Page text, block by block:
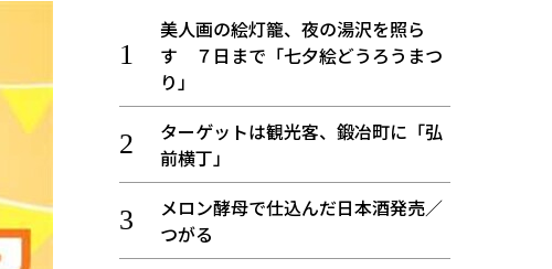
美人画の絵灯籠、夜の湯沢を照ら
す ７日まで「七夕絵どうろうまつ
り」
ターゲットは観光客、鍛冶町に「弘
前横丁」
メロン酵母で仕込んだ日本酒発売／
つがる